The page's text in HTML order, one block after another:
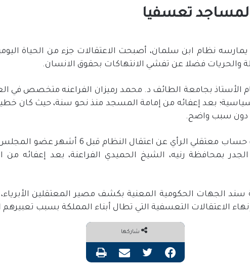
تعسفيا
نظام ابن سلمان، أصبحت الاعتقالات جزء من الحياة
والحريات فضلا عن تفشي الانتهاكات بحقوق الانسان.
الأستاذ بجامعة الطائف د. محمد رميزان الفراعنه متخصص في
بعد إعفائه من إمامة المسجد منذ نحو سنة، حيث كان
وفي سياق متصل فقد كشف حساب معتقلي الرأي عن
بمحافظة رنيه، الشيخ الحميدي الفراعنة، بعد إعفائه من
الجهات الحكومية المعنية بكشف مصير المعتقلين الأبرياء،
الاعتقالات التعسفية التي تطال أبناء المملكة بسبب
شاركها
فيسبوك تويتر مشاركة عبر البريد طباعة